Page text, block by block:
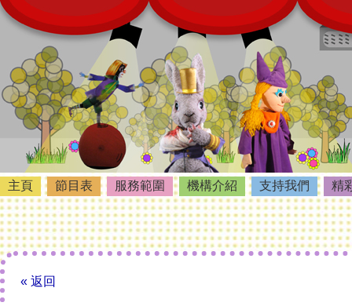
主頁 節目表 服務範圍 機構介紹 支持我們 精
« 返回